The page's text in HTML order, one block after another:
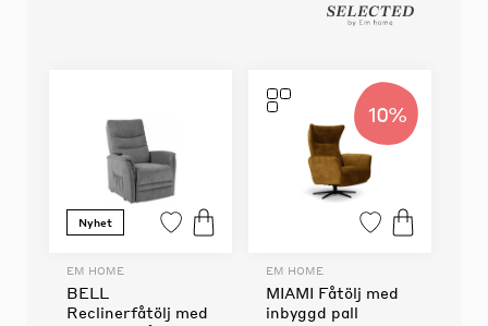
Nyhet
EM HOME
BELL
Reclinerfåtölj med
10%
EM HOME
MIAMI Fåtölj med
inbyggd pall